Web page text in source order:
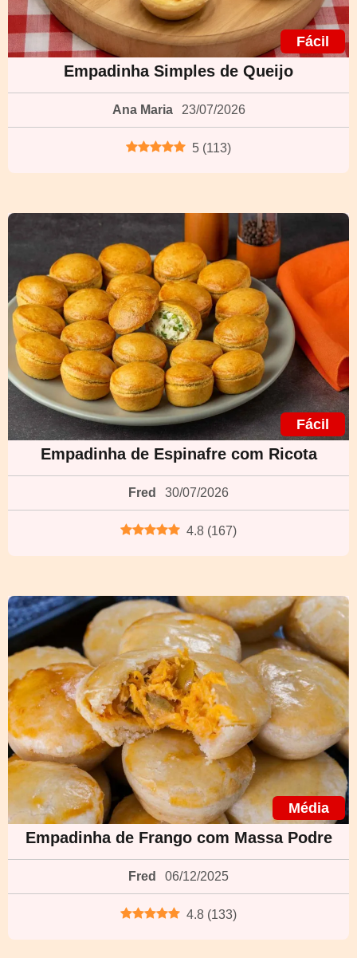
Fácil
Empadinha Simples de Queijo
Ana Maria 23/07/2026
5 (113)
Fácil
Empadinha de Espinafre com Ricota
Fred 30/07/2026
4.8 (167)
Média
Empadinha de Frango com Massa Podre
Fred 06/12/2025
4.8 (133)